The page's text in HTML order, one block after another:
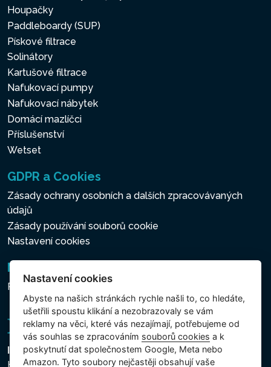
Houpačky
Paddleboardy (SUP)
Pískové filtrace
Solinátory
Kartušové filtrace
Nafukovací pumpy
Nafukovací nábytek
Domácí mazlíčci
Příslušenství
Wetset
GDPR a Cookies
Zásady ochrany osobních a dalších zpracovávaných
údajů
Zásady používání souborů cookie
Nastavení cookies
Newsletter
Přihlášení k odběru novinek
Intex Trading, s.r.o.
Nastavení cookies
Abyste na našich stránkách rychle našli to, co hledáte,
ušetřili spoustu klikání a nezobrazovaly se vám
reklamy na věci, které vás nezajímají, potřebujeme od
vás souhlas se zpracováním souborů cookies a k
poskytnutí dat společnostem Google, Meta nebo
Amazon. Tyto soubory nejčastěji obsahují vaše